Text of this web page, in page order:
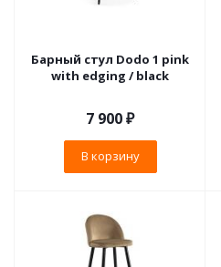
Барный стул Dodo 1 pink
with edging / black
7 900₽
В корзину